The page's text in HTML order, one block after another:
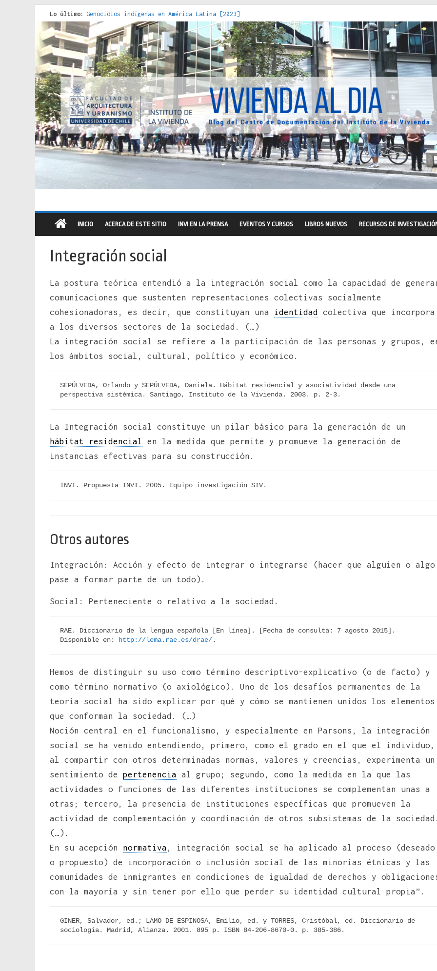
Lo último: Genocidios indígenas en América Latina [2023]
Estudios sobre la espacialización de los Estados : políticas, prácticas y representaciones [2022]
Donde el pedernal choca con el acero : hacia una teoría crítica de las fronteras latinoamericanas
Criterios técnicos para una vivienda adecuada [2019]
Red de consultorios de la Caja del Seguro Obrero en Santiago : un patrimonio emblemático [2014]
INICIO ACERCA DE ESTE SITIO INVI EN LA PRENSA EVENTOS Y CURSOS LIBROS NUEVOS RECURSOS DE
Integración social
La postura teórica entendió a la integración social como la capacidad de
comunicaciones que sustenten representaciones colectivas socialmente
cohesionadoras, es decir, que constituyan una identidad colectiva que incorpora
a los diversos sectores de la sociedad. (…)
La integración social se refiere a la participación de las personas y grupos,
los ámbitos social, cultural, político y económico.
SEPÚLVEDA, Orlando y SEPÚLVEDA, Daniela. Hábitat residencial y asociatividad desde una
perspectiva sistémica. Santiago, Instituto de la Vivienda. 2003. p. 2-3.
La Integración social constituye un pilar básico para la generación de un
hábitat residencial en la medida que permite y promueve la generación de
instancias efectivas para su construcción.
INVI. Propuesta INVI. 2005. Equipo investigación SIV.
Otros autores
Integración: Acción y efecto de integrar o integrarse (hacer que alguien o algo
pase a formar parte de un todo).
Social: Perteneciente o relativo a la sociedad.
RAE. Diccionario de la lengua española [En línea]. [Fecha de consulta: 7 agosto 2015].
Disponible en:
http://lema.rae.es/drae/.
Hemos de distinguir su uso como término descriptivo-explicativo (o de facto) y
como término normativo (o axiológico). Uno de los desafíos permanentes de la
teoría social ha sido explicar por qué y cómo se mantienen unidos los elementos
que conforman la sociedad. (…)
Noción central en el funcionalismo, y especialmente en Parsons, la integración
social se ha venido entendiendo, primero, como el grado en el que el individuo,
al compartir con otros determinadas normas, valores y creencias, experimenta un
sentimiento de pertenencia al grupo; segundo, como la medida en la que las
actividades o funciones de las diferentes instituciones se complementan unas a
otras; tercero, la presencia de instituciones específicas que promueven la
actividad de complementación y coordinación de otros subsistemas de la
(…).
En su acepción normativa , integración social se ha aplicado al proceso (deseado
o propuesto) de incorporación o inclusión social de las minorías étnicas y las
comunidades de inmigrantes en condiciones de igualdad de derechos y
con la mayoría y sin tener por ello que perder su identidad cultural propia”.
GINER, Salvador, ed.; LAMO DE ESPINOSA, Emilio, ed. y TORRES, Cristóbal, ed. Diccionario de
sociología. Madrid, Alianza. 2001. 895 p. ISBN 84-206-8670-0. p. 385-386.